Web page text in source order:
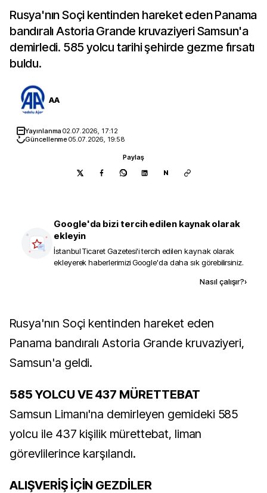
Rusya'nın Soçi kentinden hareket eden Panama
bandıralı Astoria Grande kruvaziyeri Samsun'a
demirledi. 585 yolcu tarihi şehirde gezme fırsatı
buldu.
AA
Yayınlanma02.07.2026, 17:12
Güncellenme05.07.2026, 19:58
Paylaş
N
Google'da bizi tercih edilen kaynak olarak
ekleyin
İstanbul Ticaret Gazetesi'i tercih edilen kaynak olarak
ekleyerek haberlerimizi Google'da daha sık görebilirsiniz.
Nasıl çalışır?›
Rusya'nın Soçi kentinden hareket eden
Panama bandıralı Astoria Grande kruvaziyeri,
Samsun'a geldi.
585 YOLCU VE 437 MÜRETTEBAT
Samsun Limanı'na demirleyen gemideki 585
yolcu ile 437 kişilik mürettebat, liman
görevlilerince karşılandı.
ALIŞVERİŞ İÇİN GEZDİLER